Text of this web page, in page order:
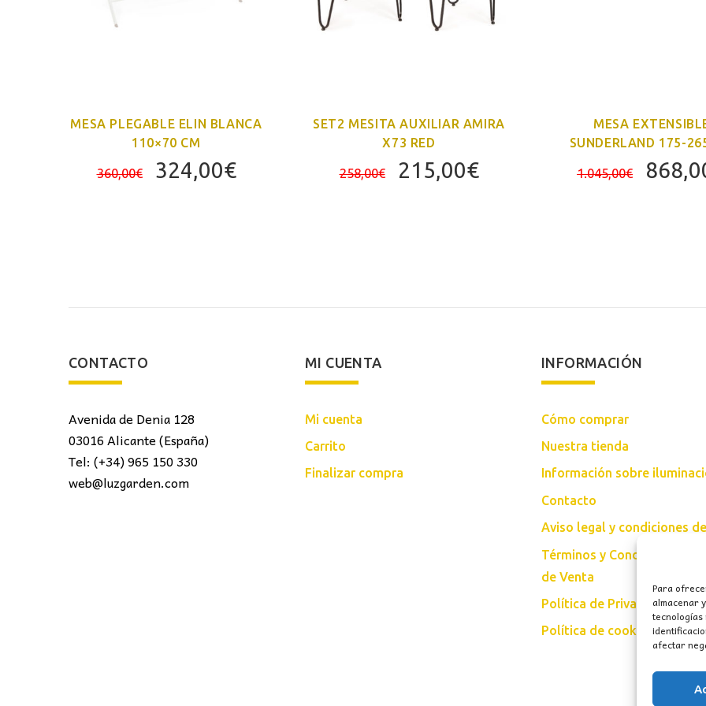
Para
almacenar
afectar
MESA PLEGABLE ELIN BLANCA
110×70 CM
360,00€
El
324,00€El
SET2 MESITA AUXILIAR AMIRA
X73 RED
258,00€
El
215,00€El
MESA
SUNDERLAND 175-
1.045,00€
El
CONTACTO
Avenida de Denia 128
03016 Alicante (España)
Tel: (+34) 965 150 330
web@luzgarden.com
MI CUENTA
Mi cuenta
Carrito
Finalizar compra
INFORMACIÓN
Cómo comprar
Nuestra tienda
Información sobre
Contacto
Aviso legal y condiciones
Términos y Condiciones
de Venta
Política de Privacidad
Política de cookies (UE)